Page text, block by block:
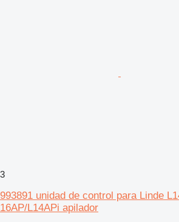
3
993891 unidad de control para Linde
16AP/L14APi apilador